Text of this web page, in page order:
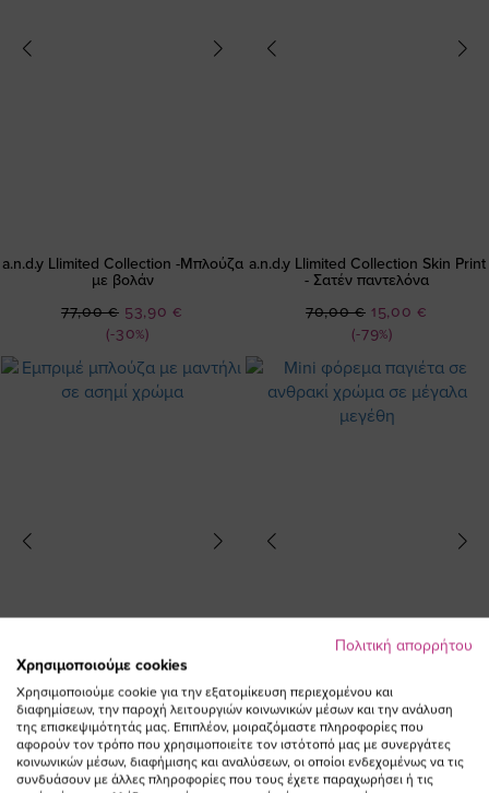
a.n.d.y Llimited Collection -Μπλούζα
με βολάν
(-30%)
Ειδική
Τιμή
53,90 €
77,00 €
a.n.d.y Llimited Collection Skin Print
- Σατέν παντελόνα
(-79%)
Ειδική
Τιμή
15,00 €
70,00 €
Εμπριμέ μπλούζα με μαντήλι σε
ασημί χρώμα
Mini φόρεμα παγιέτα σε ανθρακί
χρώμα
Πολιτική απορρήτου
Χρησιμοποιούμε cookies
Χρησιμοποιούμε cookie για την εξατομίκευση περιεχομένου και
διαφημίσεων, την παροχή λειτουργιών κοινωνικών μέσων και την ανάλυση
της επισκεψιμότητάς μας. Επιπλέον, μοιραζόμαστε πληροφορίες που
αφορούν τον τρόπο που χρησιμοποιείτε τον ιστότοπό μας με συνεργάτες
κοινωνικών μέσων, διαφήμισης και αναλύσεων, οι οποίοι ενδεχομένως να τις
συνδυάσουν με άλλες πληροφορίες που τους έχετε παραχωρήσει ή τις